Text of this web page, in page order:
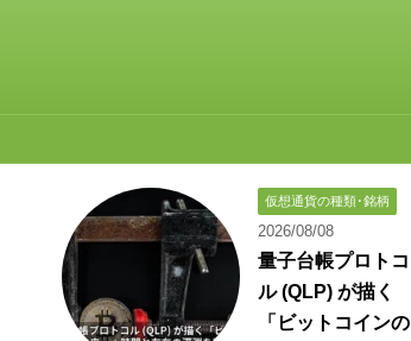
仮想通貨の種類･銘柄
2026/08/08
量子台帳プロトコ
ル (QLP) が描く
「ビットコインの